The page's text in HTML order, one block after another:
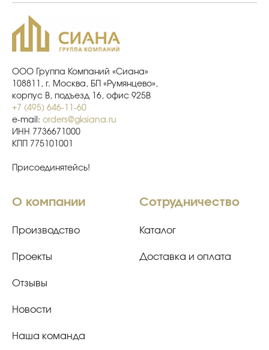
ООО Группа Компаний «Сиана»
108811, г. Москва, БП «Румянцево»,
корпус В, подъезд 16, офис 925В
+7 (495) 646-11-60
e-mail: orders@gksiana.ru
ИНН 7736671000
КПП 775101001
Присоединятейсь!
О компании
Производство
Проекты
Отзывы
Новости
Наша команда
Сотрудничество
Каталог
Доставка и оплата